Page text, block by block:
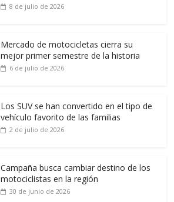
8 de julio de 2026
Mercado de motocicletas cierra su
mejor primer semestre de la historia
6 de julio de 2026
Los SUV se han convertido en el tipo de
vehículo favorito de las familias
2 de julio de 2026
Campaña busca cambiar destino de los
motociclistas en la región
30 de junio de 2026